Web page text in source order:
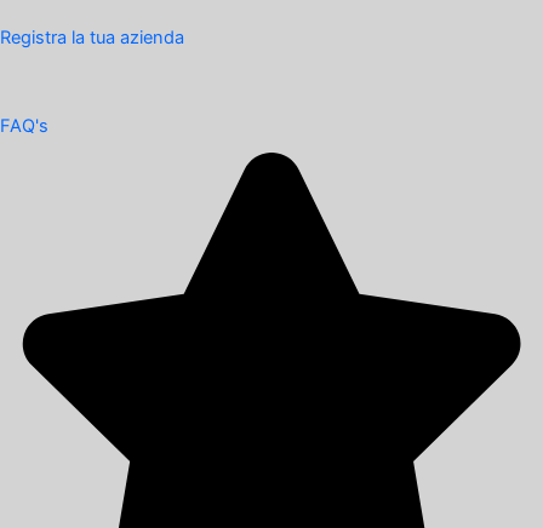
Registra la tua azienda
FAQ's